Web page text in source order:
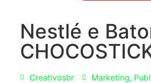
Nestlé e
Creativosbr Marketing,